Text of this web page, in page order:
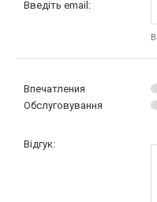
Введіть email:
Впечатления
Обслуговування
Відгук: